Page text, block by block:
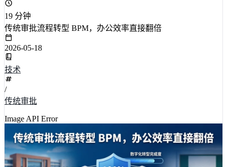
19 分钟
传统审批流程转型 BPM，办公效率直接翻倍
2026-05-18
技术
/
传统审批
Image API Error